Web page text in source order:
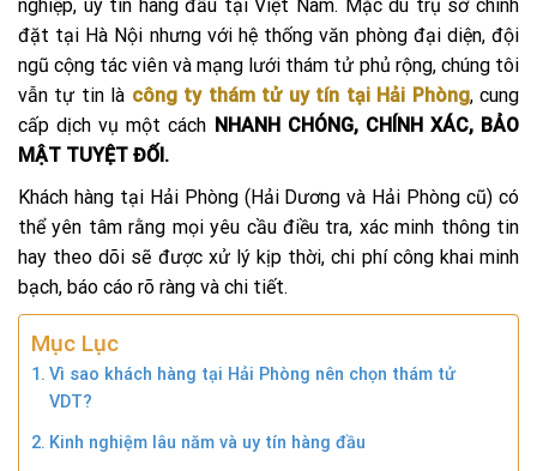
nghiệp, uy tín hàng đầu tại Việt Nam. Mặc dù trụ sở chính
đặt tại Hà Nội nhưng với hệ thống văn phòng đại diện, đội
ngũ cộng tác viên và mạng lưới thám tử phủ rộng, chúng tôi
vẫn tự tin là công ty thám tử uy tín tại Hải Phòng, cung
cấp dịch vụ một cách NHANH CHÓNG, CHÍNH XÁC, BẢO
MẬT TUYỆT ĐỐI.
Khách hàng tại Hải Phòng (Hải Dương và Hải Phòng cũ) có
thể yên tâm rằng mọi yêu cầu điều tra, xác minh thông tin
hay theo dõi sẽ được xử lý kịp thời, chi phí công khai minh
bạch, báo cáo rõ ràng và chi tiết.
Mục Lục
Vì sao khách hàng tại Hải Phòng nên chọn thám tử
VDT?
Kinh nghiệm lâu năm và uy tín hàng đầu